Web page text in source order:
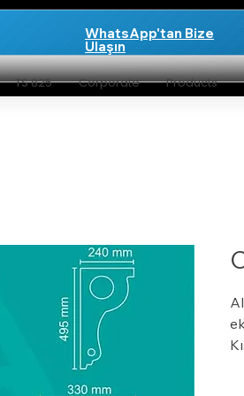
WhatsApp'tan Bize
Ulaşın
TS 825 Corporate Products